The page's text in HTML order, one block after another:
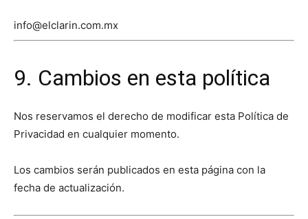
info@elclarin.com.mx
9. Cambios en esta política
Nos reservamos el derecho de modificar esta Política de
Privacidad en cualquier momento.
Los cambios serán publicados en esta página con la
fecha de actualización.